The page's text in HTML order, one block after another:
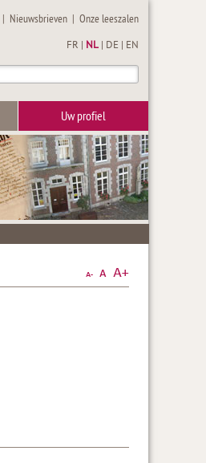
| Nieuwsbrieven |Onze leeszalen
FR NL DE EN
Uw profiel